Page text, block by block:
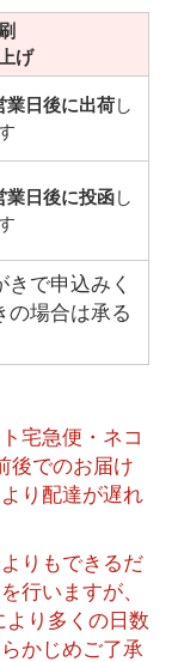
げ
業日後に出荷し
業日後に投函し
で申込みく
の場合は承る
宅急便・ネコ
後でのお届け
り配達が遅れ
りもできるだ
行いますが、
り多くの日数
かじめご了承